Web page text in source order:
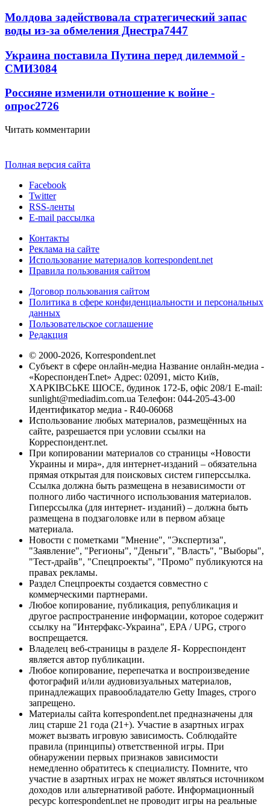
Молдова задействовала стратегический запас
воды из-за обмеления Днестра7447
Украина поставила Путина перед дилеммой -
СМИ3084
Россияне изменили отношение к войне -
опрос2726
Читать комментарии
Полная версия сайта
Facebook
Twitter
RSS-ленты
E-mail рассылка
Контакты
Реклама на сайте
Использование материалов korrespondent.net
Правила пользования сайтом
Договор пользования сайтом
Политика в сфере конфиденциальности и персональных
данных
Пользовательское соглашение
Редакция
© 2000-2026, Korrespondent.net
Субъект в сфере онлайн-медиа Название онлайн-медиа -
«КореспонденТ.net» Адрес: 02091, місто Київ,
ХАРКІВСЬКЕ ШОСЕ, будинок 172-Б, офіс 208/1 E-mail:
sunlight@mediadim.com.ua Телефон: 044-205-43-00
Идентификатор медиа - R40-06068
Использование любых материалов, размещённых на
сайте, разрешается при условии ссылки на
Корреспондент.net.
При копировании материалов со страницы «Новости
Украины и мира», для интернет-изданий – обязательна
прямая открытая для поисковых систем гиперссылка.
Ссылка должна быть размещена в независимости от
полного либо частичного использования материалов.
Гиперссылка (для интернет- изданий) – должна быть
размещена в подзаголовке или в первом абзаце
материала.
Новости с пометками "Мнение", "Экспертиза",
"Заявление", "Регионы", "Деньги", "Власть", "Выборы",
"Тест-драйв", "Спецпроекты", "Промо" публикуются на
правах рекламы.
Раздел Спецпроекты создается совместно с
коммерческими партнерами.
Любое копирование, публикация, републикация и
другое распространение информации, которое содержит
ссылку на "Интерфакс-Украина", EPA / UPG, строго
воспрещается.
Владелец веб-страницы в разделе Я- Корреспондент
является автор публикации.
Любое копирование, перепечатка и воспроизведение
фотографий и/или аудиовизуальных материалов,
принадлежащих правообладателю Getty Images, строго
запрещено.
Материалы сайта korrespondent.net предназначены для
лиц старше 21 года (21+). Участие в азартных играх
может вызвать игровую зависимость. Соблюдайте
правила (принципы) ответственной игры. При
обнаружении первых признаков зависимости
немедленно обратитесь к специалисту. Помните, что
участие в азартных играх не может являться источником
доходов или альтернативой работе. Информационный
ресурс korrespondent.net не проводит игры на реальные